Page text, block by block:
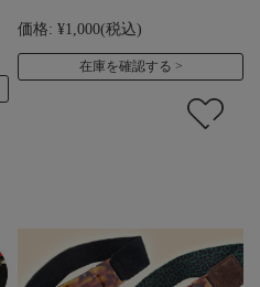
価格: ¥1,000(税込)
在庫を確認する